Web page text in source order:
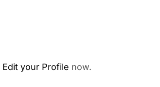
Edit your Profile now.